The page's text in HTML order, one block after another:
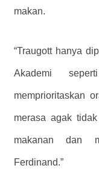
makan.
“Traugott hanya
Akademi
memprioritaskan
merasa agak
makanan dan
Ferdinand.”